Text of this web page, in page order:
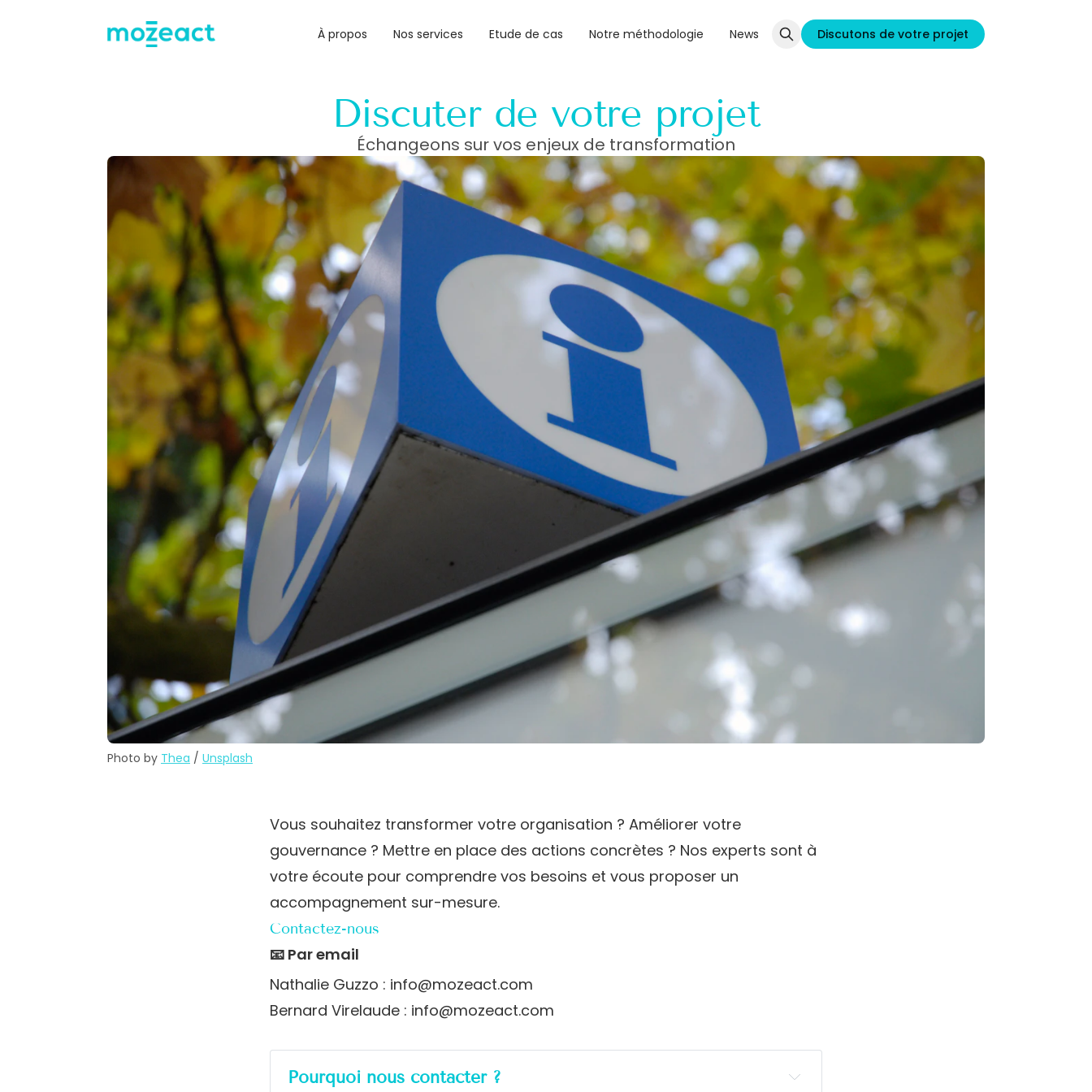
À propos Nos services Etude de cas Notre méthodologie News Discutons de votre projet
Discuter de votre projet
Échangeons sur vos enjeux de transformation
Photo by Thea / Unsplash
Vous souhaitez transformer votre organisation ? Améliorer votre
gouvernance ? Mettre en place des actions concrètes ? Nos experts sont à
votre écoute pour comprendre vos besoins et vous proposer un
accompagnement sur-mesure.
Contactez-nous
📧 Par email
Nathalie Guzzo : info@mozeact.com
Bernard Virelaude : info@mozeact.com
Pourquoi nous contacter ?